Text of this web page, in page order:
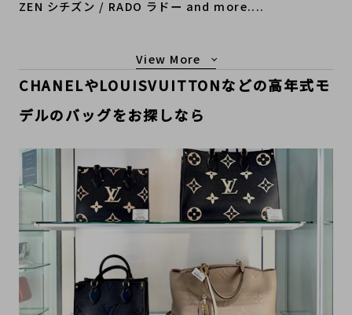
ZEN シチズン / RADO ラドー and more....
もっと見る
CHANELやLOUISVUITTONなどの高年式モ
デルのバッグをお探しなら